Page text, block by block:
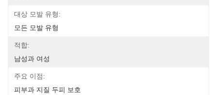
대상 모발 유형:
모든 모발 유형
적합:
남성과 여성
주요 이점:
피부과 지질 두피 보호